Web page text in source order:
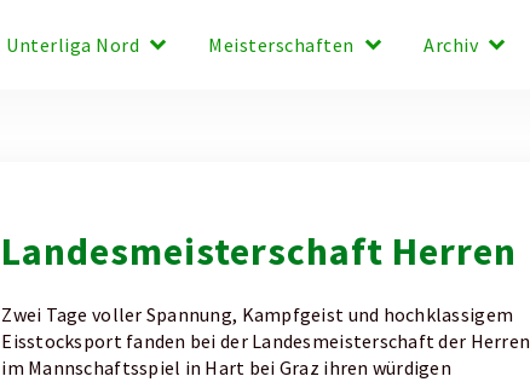
Unterliga Nord keyboard_arrow_down Meisterschaften keyboard_arrow_down Archiv keyboard_arrow_down
Landesmeisterschaft Herren
Zwei Tage voller Spannung, Kampfgeist und hochklassigem
Eisstocksport fanden bei der Landesmeisterschaft der Herren
im Mannschaftsspiel in Hart bei Graz ihren würdigen